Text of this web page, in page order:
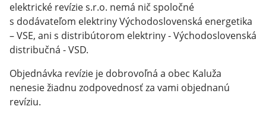
elektrické revízie s.r.o. nemá nič spoločné
s dodávateľom elektriny Východoslovenská energetika
– VSE, ani s distribútorom elektriny - Východoslovenská
distribučná - VSD.
Objednávka revízie je dobrovoľná a obec Kaluža
nenesie žiadnu zodpovednosť za vami objednanú
revíziu.